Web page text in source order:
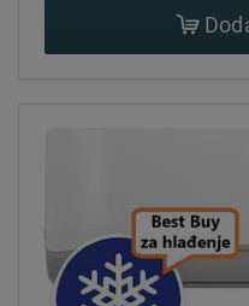
montaža u cijeloj HR.
HITACHI KLIMA
Akcije